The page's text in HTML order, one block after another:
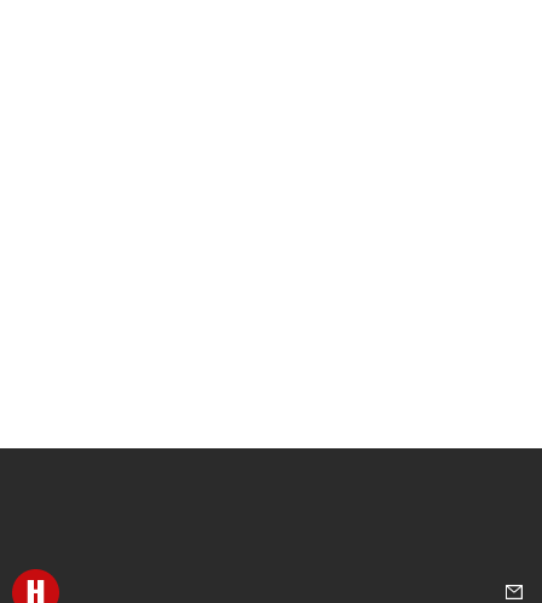
Перейти на главную